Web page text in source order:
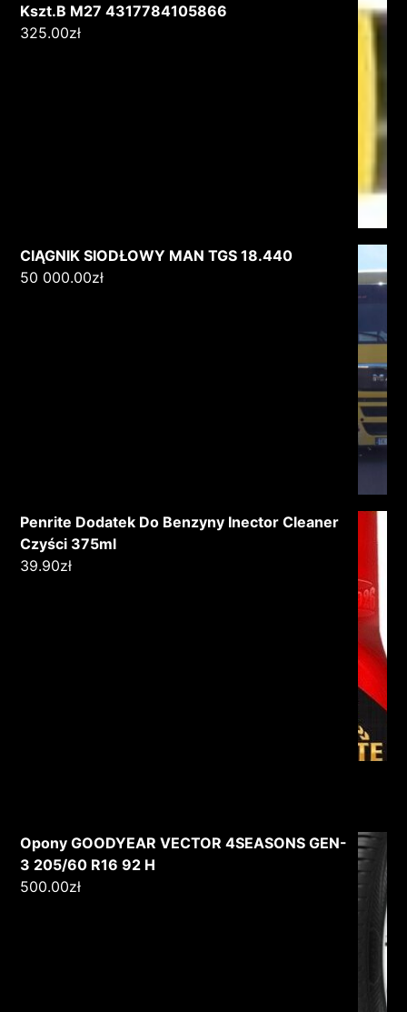
Kszt.B M27 4317784105866
325.00zł
CIĄGNIK SIODŁOWY MAN TGS 18.440
50 000.00zł
Penrite Dodatek Do Benzyny Inector Cleaner
Czyści 375ml
39.90zł
Opony GOODYEAR VECTOR 4SEASONS GEN-
3 205/60 R16 92 H
500.00zł